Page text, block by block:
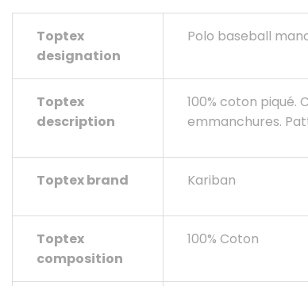
Toptex
designation
Polo baseball
Toptex
description
100% coton
emmanchures.
Toptex brand Kariban
Toptex
composition
100% Coton